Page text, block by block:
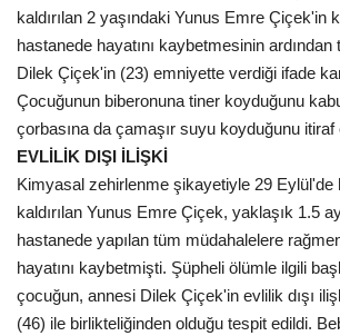
İletişim
Kültür Sanat
kaldırılan 2 yaşındaki Yunus Emre Çiçek'in
hastanede hayatını kaybetmesinin
Dilek Çiçek'in (23) emniyette verdiği ifade
Çocuğunun biberonuna tiner koyduğunu
çorbasına da çamaşır suyu koyduğunu itiraf
EVLİLİK DIŞI İLİŞKİ
Kimyasal zehirlenme şikayetiyle 29 Eylül'de
kaldırılan Yunus Emre Çiçek, yaklaşık 1.5
hastanede yapılan tüm müdahalelere
hayatını kaybetmişti. Şüpheli ölümle ilgili
çocuğun, annesi Dilek Çiçek'in evlilik dışı
(46) ile birlikteliğinden olduğu tespit edildi.